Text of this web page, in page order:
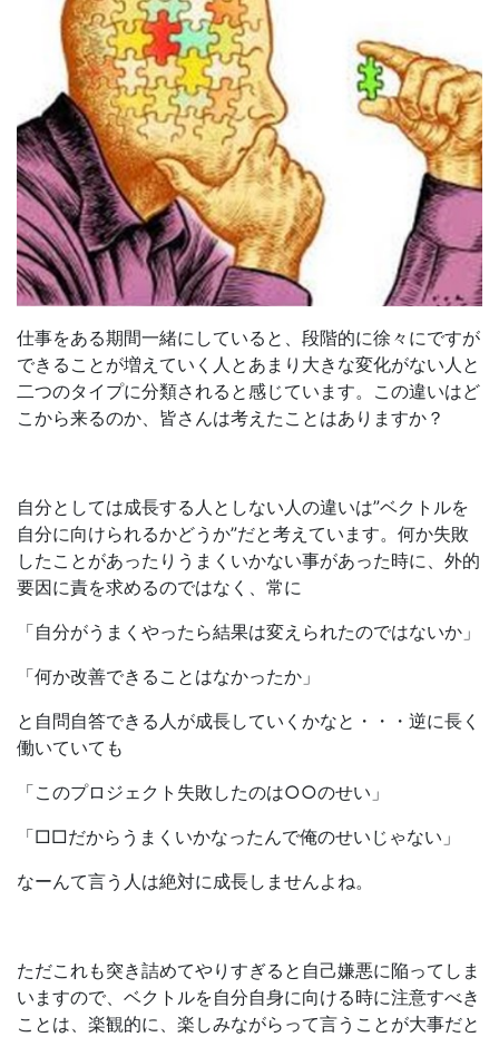
仕事をある期間一緒にしていると、段階的に徐々にですが
できることが増えていく人とあまり大きな変化がない人と
二つのタイプに分類されると感じています。この違いはど
こから来るのか、皆さんは考えたことはありますか？
自分としては成長する人としない人の違いは”ベクトルを
自分に向けられるかどうか”だと考えています。何か失敗
したことがあったりうまくいかない事があった時に、外的
要因に責を求めるのではなく、常に
「自分がうまくやったら結果は変えられたのではないか」
「何か改善できることはなかったか」
と自問自答できる人が成長していくかなと・・・逆に長く
働いていても
「このプロジェクト失敗したのは○○のせい」
「□□だからうまくいかなったんで俺のせいじゃない」
なーんて言う人は絶対に成長しませんよね。
ただこれも突き詰めてやりすぎると自己嫌悪に陥ってしま
いますので、ベクトルを自分自身に向ける時に注意すべき
ことは、楽観的に、楽しみながらって言うことが大事だと